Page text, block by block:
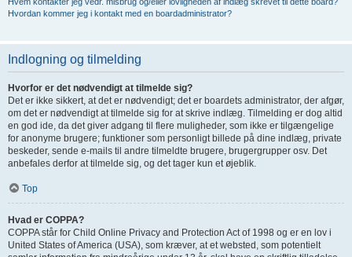
Hvordan kommer jeg i kontakt med en boardadministrator?
Indlogning og tilmelding
Hvorfor er det nødvendigt at tilmelde sig?
Det er ikke sikkert, at det er nødvendigt; det er boardets administrator, der afgør,
om det er nødvendigt at tilmelde sig for at skrive indlæg. Tilmelding er dog altid
en god ide, da det giver adgang til flere muligheder, som ikke er tilgængelige
for anonyme brugere; funktioner som personligt billede på dine indlæg, private
beskeder, sende e-mails til andre tilmeldte brugere, brugergrupper osv. Det
anbefales derfor at tilmelde sig, og det tager kun et øjeblik.
Top
Hvad er COPPA?
COPPA står for Child Online Privacy and Protection Act of 1998 og er en lov i
United States of America (USA), som kræver, at et websted, som potentielt